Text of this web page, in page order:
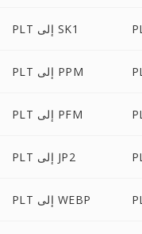
PLT إلى SK1
PLT إلى PPM
PLT إلى PFM
PLT إلى JP2
PLT إلى WEBP